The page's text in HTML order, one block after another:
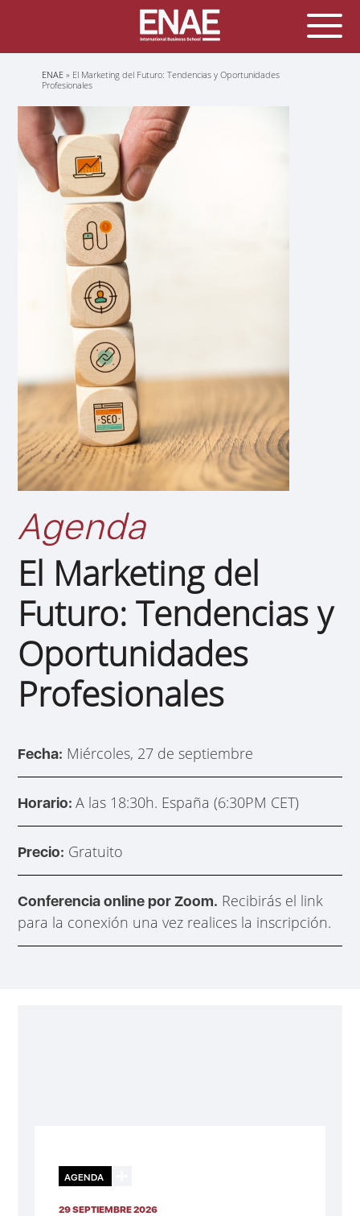
Sobrescribir
enlaces
de
a
navegación
ENAE
El Marketing del Futuro: Tendencias y Oportunidades
Profesionales
Agenda
El Marketing del
Futuro: Tendencias y
Oportunidades
Profesionales
Fecha: Miércoles, 27 de septiembre
Horario:A las 18:30h. España (6:30PM CET)
Precio: Gratuito
Conferencia online por Zoom. Recibirás el link
para la conexión una vez realices la inscripción.
AGENDA
29 SEPTIEMBRE 2026